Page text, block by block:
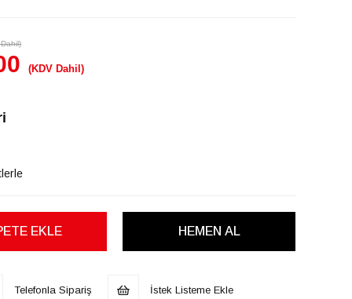
(KDV Dahil)
Telefonla Sipariş İstek Listeme Ekle